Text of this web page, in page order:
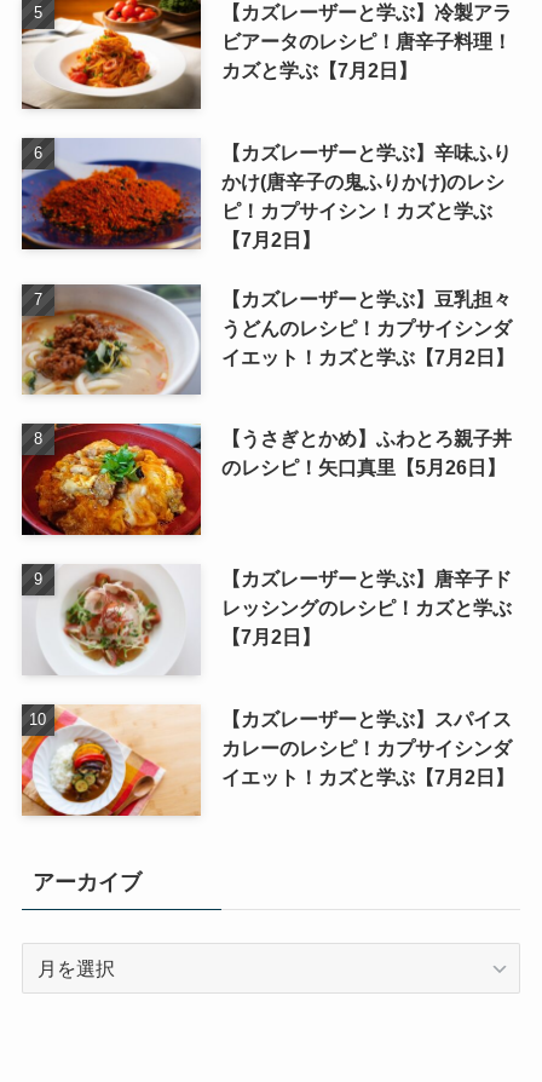
【カズレーザーと学ぶ】冷製アラ
ビアータのレシピ！唐辛子料理！
カズと学ぶ【7月2日】
【カズレーザーと学ぶ】辛味ふり
かけ(唐辛子の鬼ふりかけ)のレシ
ピ！カプサイシン！カズと学ぶ
【7月2日】
【カズレーザーと学ぶ】豆乳担々
うどんのレシピ！カプサイシンダ
イエット！カズと学ぶ【7月2日】
【うさぎとかめ】ふわとろ親子丼
のレシピ！矢口真里【5月26日】
【カズレーザーと学ぶ】唐辛子ド
レッシングのレシピ！カズと学ぶ
【7月2日】
【カズレーザーと学ぶ】スパイス
カレーのレシピ！カプサイシンダ
イエット！カズと学ぶ【7月2日】
アーカイブ